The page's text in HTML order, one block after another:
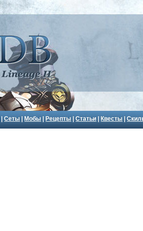
|Сеты Мобы Рецепты |Статьи Квесты |